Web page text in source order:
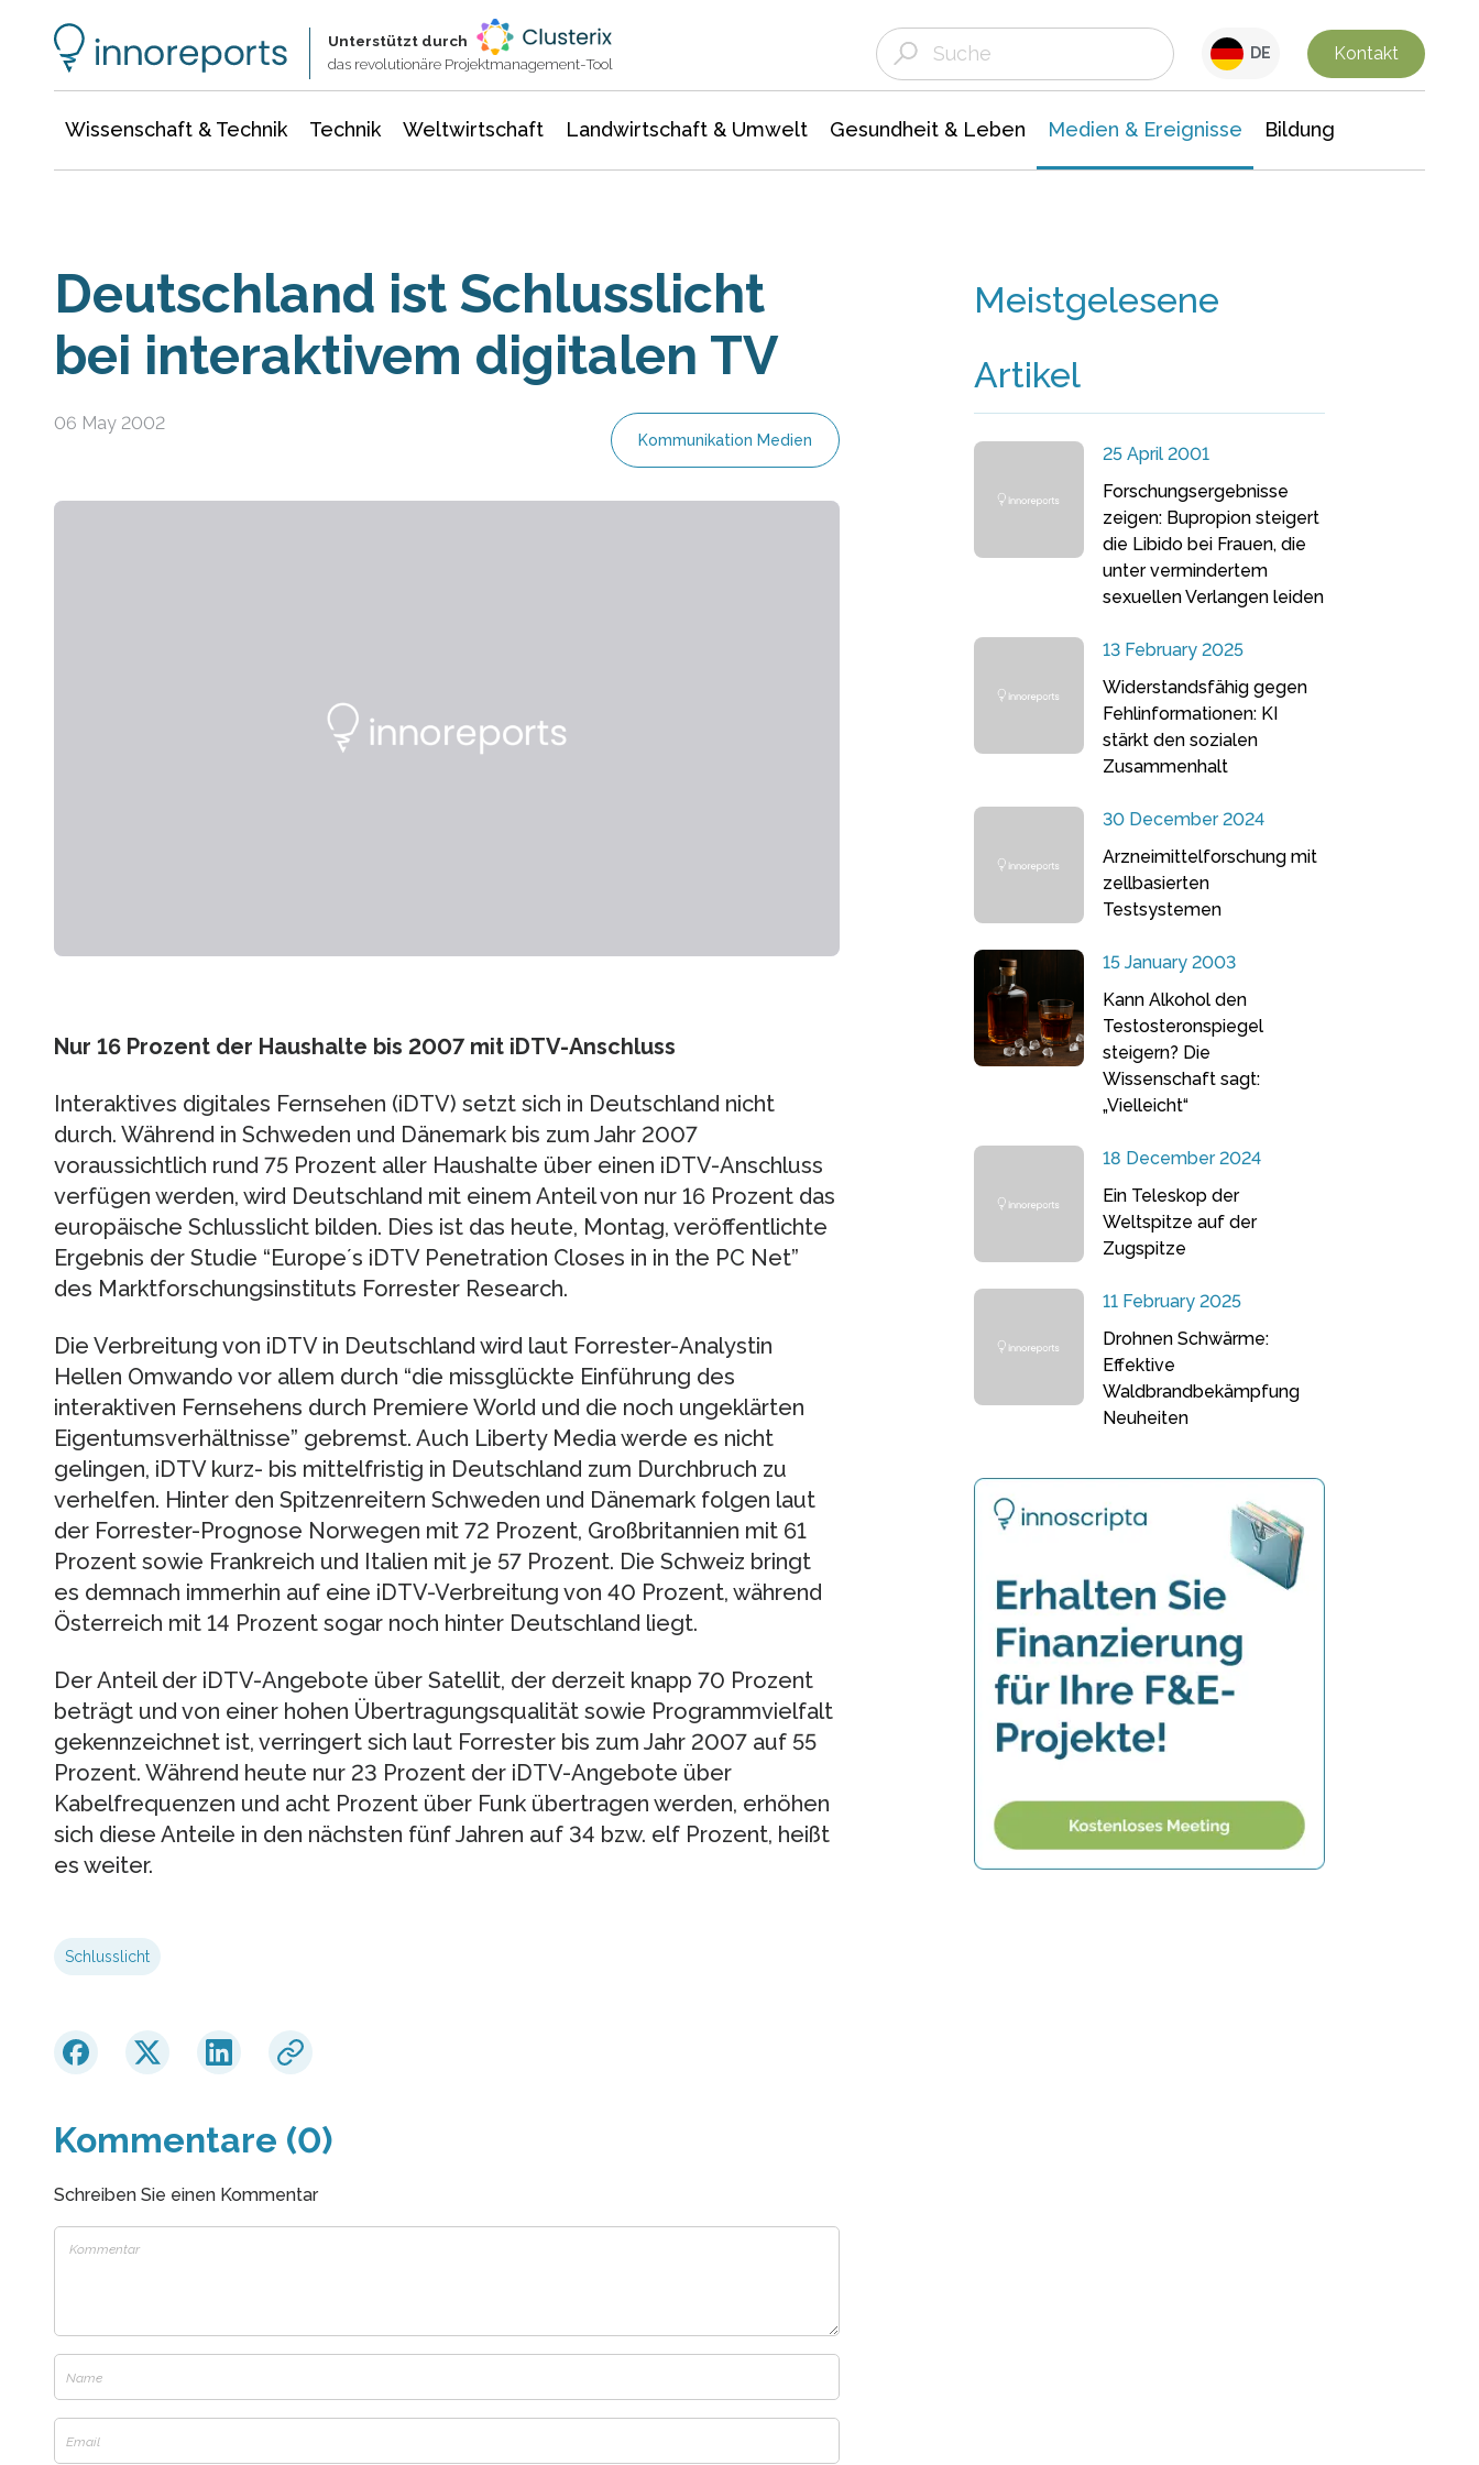
Unterstützt durch
das revolutionäre Projektmanagement-Tool
DE Kontakt
Wissenschaft & Technik Technik Weltwirtschaft Landwirtschaft & Umwelt Gesundheit & Leben Medien & Ereignisse Bildung
Deutschland ist Schlusslicht
bei interaktivem digitalen TV
06 May 2002
Kommunikation Medien
Nur 16 Prozent der Haushalte bis 2007 mit iDTV-Anschluss
Interaktives digitales Fernsehen (iDTV) setzt sich in Deutschland nicht
durch. Während in Schweden und Dänemark bis zum Jahr 2007
voraussichtlich rund 75 Prozent aller Haushalte über einen iDTV-Anschluss
verfügen werden, wird Deutschland mit einem Anteil von nur 16 Prozent das
europäische Schlusslicht bilden. Dies ist das heute, Montag, veröffentlichte
Ergebnis der Studie “Europe´s iDTV Penetration Closes in in the PC Net”
des Marktforschungsinstituts Forrester Research.
Die Verbreitung von iDTV in Deutschland wird laut Forrester-Analystin
Hellen Omwando vor allem durch “die missglückte Einführung des
interaktiven Fernsehens durch Premiere World und die noch ungeklärten
Eigentumsverhältnisse” gebremst. Auch Liberty Media werde es nicht
gelingen, iDTV kurz- bis mittelfristig in Deutschland zum Durchbruch zu
verhelfen. Hinter den Spitzenreitern Schweden und Dänemark folgen laut
der Forrester-Prognose Norwegen mit 72 Prozent, Großbritannien mit 61
Prozent sowie Frankreich und Italien mit je 57 Prozent. Die Schweiz bringt
es demnach immerhin auf eine iDTV-Verbreitung von 40 Prozent, während
Österreich mit 14 Prozent sogar noch hinter Deutschland liegt.
Der Anteil der iDTV-Angebote über Satellit, der derzeit knapp 70 Prozent
beträgt und von einer hohen Übertragungsqualität sowie Programmvielfalt
gekennzeichnet ist, verringert sich laut Forrester bis zum Jahr 2007 auf 55
Prozent. Während heute nur 23 Prozent der iDTV-Angebote über
Kabelfrequenzen und acht Prozent über Funk übertragen werden, erhöhen
sich diese Anteile in den nächsten fünf Jahren auf 34 bzw. elf Prozent, heißt
es weiter.
Schlusslicht
Kommentare (0)
Schreiben Sie einen Kommentar
Meistgelesene
Artikel
25 April 2001
Forschungsergebnisse
zeigen: Bupropion steigert
die Libido bei Frauen, die
unter vermindertem
sexuellen Verlangen leiden
13 February 2025
Widerstandsfähig gegen
Fehlinformationen: KI
stärkt den sozialen
Zusammenhalt
30 December 2024
Arzneimittelforschung mit
zellbasierten
Testsystemen
15 January 2003
Kann Alkohol den
Testosteronspiegel
steigern? Die
Wissenschaft sagt:
„Vielleicht“
18 December 2024
Ein Teleskop der
Weltspitze auf der
Zugspitze
11 February 2025
Drohnen Schwärme:
Effektive
Waldbrandbekämpfung
Neuheiten